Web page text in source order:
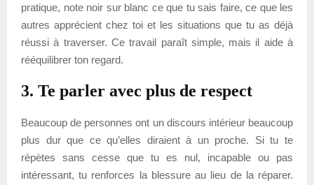
pratique, note noir sur blanc ce que tu sais faire, ce que les
autres apprécient chez toi et les situations que tu as déjà
réussi à traverser. Ce travail paraît simple, mais il aide à
rééquilibrer ton regard.
3. Te parler avec plus de respect
Beaucoup de personnes ont un discours intérieur beaucoup
plus dur que ce qu’elles diraient à un proche. Si tu te
répètes sans cesse que tu es nul, incapable ou pas
intéressant, tu renforces la blessure au lieu de la réparer.